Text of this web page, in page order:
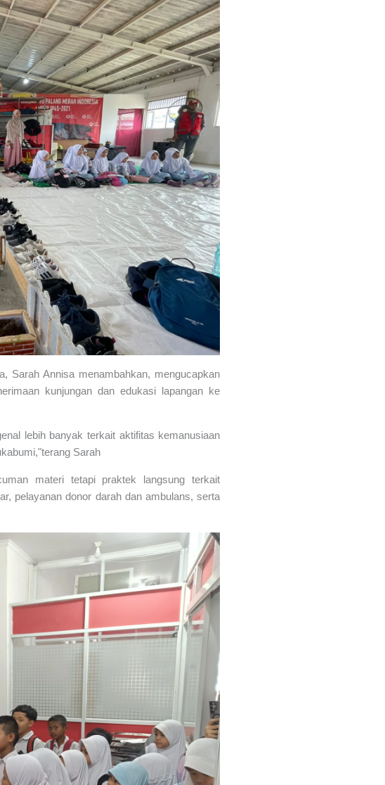
Sarah Annisa menambahkan, mengucapkan
kunjungan dan edukasi lapangan ke
lebih banyak terkait aktifitas kemanusiaan
Sarah
materi tetapi praktek langsung terkait
pelayanan donor darah dan ambulans, serta